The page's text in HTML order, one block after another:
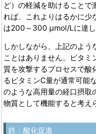
ど）の軽減を助けることで
れば、これよりはるかに少
は200～300 µmol/Lに達し
しかしながら、上記のよ
ことはありません。ビタ
質を攻撃するプロセスで酸
るビタミンC量が通常可能
のような高用量の経口摂取
物質として機能すると考え
鉄：酸化促進